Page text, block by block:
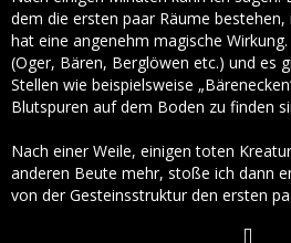
dem die ersten paar Räume
hat eine angenehm magische
(Oger, Bären, Berglöwen etc.) und es
Stellen wie beispielsweise
Blutspuren auf dem Boden zu finden
Nach einer Weile, einigen toten
anderen Beute mehr, stoße ich dann
von der Gesteinsstruktur den ersten